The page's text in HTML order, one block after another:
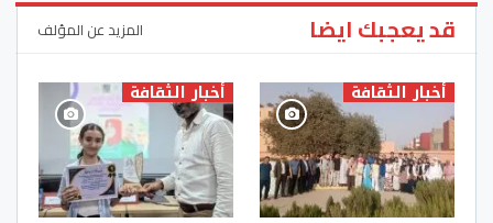
قد يعجبك ايضا المزيد عن المؤلف
أخبار الثقافة أخبار الثقافة